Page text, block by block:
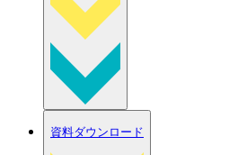
資料ダウンロード